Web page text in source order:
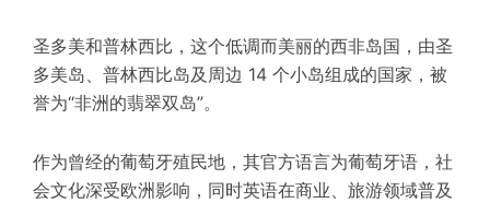
圣多美和普林西比，这个低调而美丽的西非岛国，由圣
多美岛、普林西比岛及周边 14 个小岛组成的国家，被
誉为“非洲的翡翠双岛”。
作为曾经的葡萄牙殖民地，其官方语言为葡萄牙语，社
会文化深受欧洲影响，同时英语在商业、旅游领域普及